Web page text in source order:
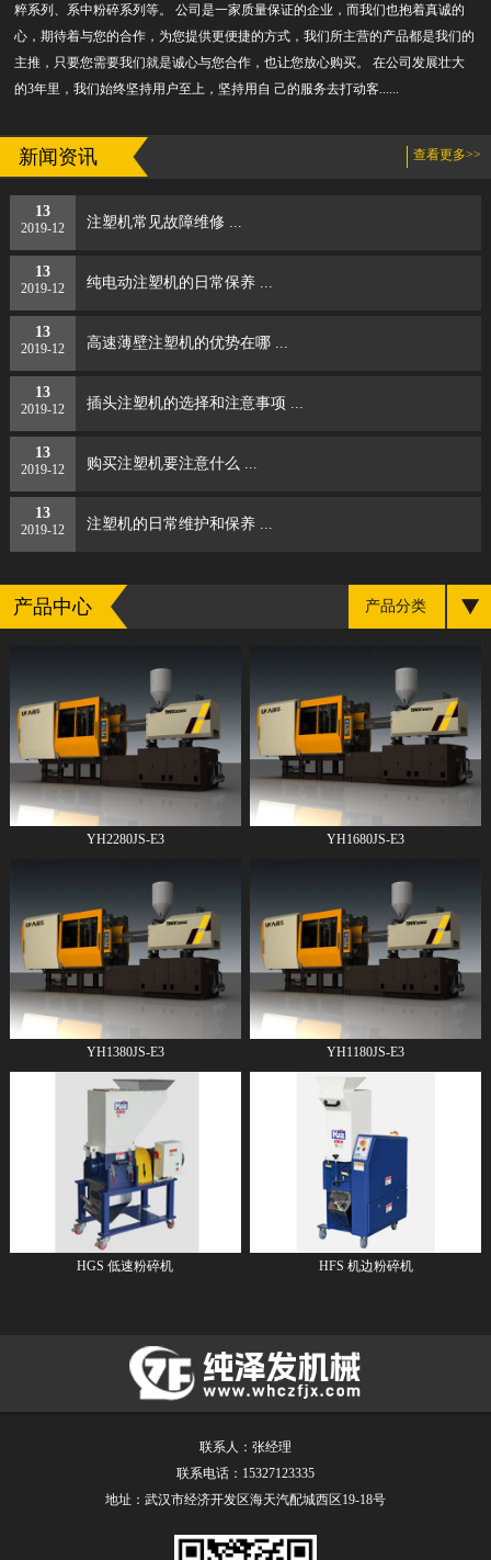
粹系列、系中粉碎系列等。 公司是一家质量保证的企业，而我们也抱着真诚的
心，期待着与您的合作，为您提供更便捷的方式，我们所主营的产品都是我们的
主推，只要您需要我们就是诚心与您合作，也让您放心购买。 在公司发展壮大
的3年里，我们始终坚持用户至上，坚持用自 己的服务去打动客......
新闻资讯 查看更多>>
13
2019-12 注塑机常见故障维修 ...
13
2019-12 纯电动注塑机的日常保养 ...
13
2019-12 高速薄壁注塑机的优势在哪 ...
13
2019-12 插头注塑机的选择和注意事项 ...
13
2019-12 购买注塑机要注意什么 ...
13
2019-12 注塑机​的日常维护和保养 ...
产品中心 产品分类
YH2280JS-E3 YH1680JS-E3
YH1380JS-E3 YH1180JS-E3
HGS 低速粉碎机 HFS 机边粉碎机
联系人：张经理
联系电话：15327123335
地址：武汉市经济开发区海天汽配城西区19-18号